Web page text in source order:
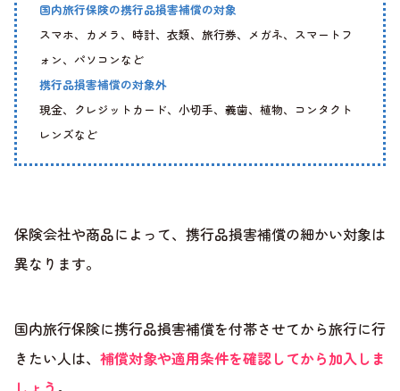
国内旅行保険の携行品損害補償の対象
スマホ、カメラ、時計、衣類、旅行券、メガネ、スマートフ
ォン、パソコンなど
携行品損害補償の対象外
現金、クレジットカード、小切手、義歯、植物、コンタクト
レンズなど
保険会社や商品によって、携行品損害補償の細かい対象は
異なります。
国内旅行保険に携行品損害補償を付帯させてから旅行に行
きたい人は、 補償対象や適用条件を確認してから加入しま